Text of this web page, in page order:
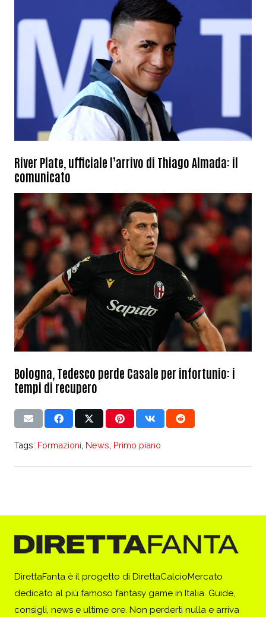
River Plate, ufficiale l’arrivo di Thiago Almada: il
comunicato
Bologna, Tedesco perde Casale per infortunio: i
tempi di recupero
Tags: Formazioni News Primo piano
DirettaFanta è il progetto di DirettaCalcioMercato
dedicato al più famoso fantasy game in Italia. Guide,
consigli, news e ultime ore. Non perderti nulla e arriva